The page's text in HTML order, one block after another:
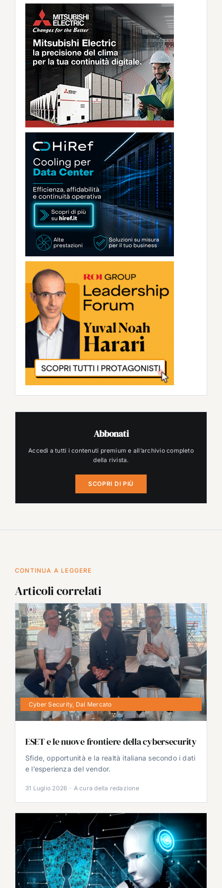
Abbonati
Accedi a tutti i contenuti premium e all’archivio completo
della rivista.
SCOPRI DI PIÙ
CONTINUA A LEGGERE
Articoli correlati
Cyber Security, Dal Mercato
ESET e le nuove frontiere della cybersecurity
Sfide, opportunità e la realtà italiana secondo i dati
e l’esperienza del vendor.
31 Luglio 2026 · A cura della redazione